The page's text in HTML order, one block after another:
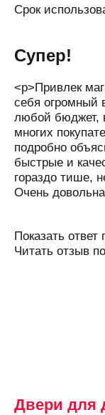
Белгород
Белозерск
Белореченск
Березники
Бийск
Бишкек
Благовещенск
Богородск
Бор
Бугуруслан
Срок
Супер!
<p>Привлек
себя огромный
любой бюджет,
многих
подробно
быстрые и
гораздо тише,
Очень
Показать ответ
Читать отзыв
Двери для